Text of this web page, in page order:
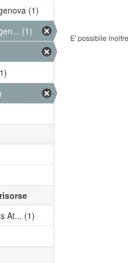
E' possibile
(1)
(1)
At... (1)